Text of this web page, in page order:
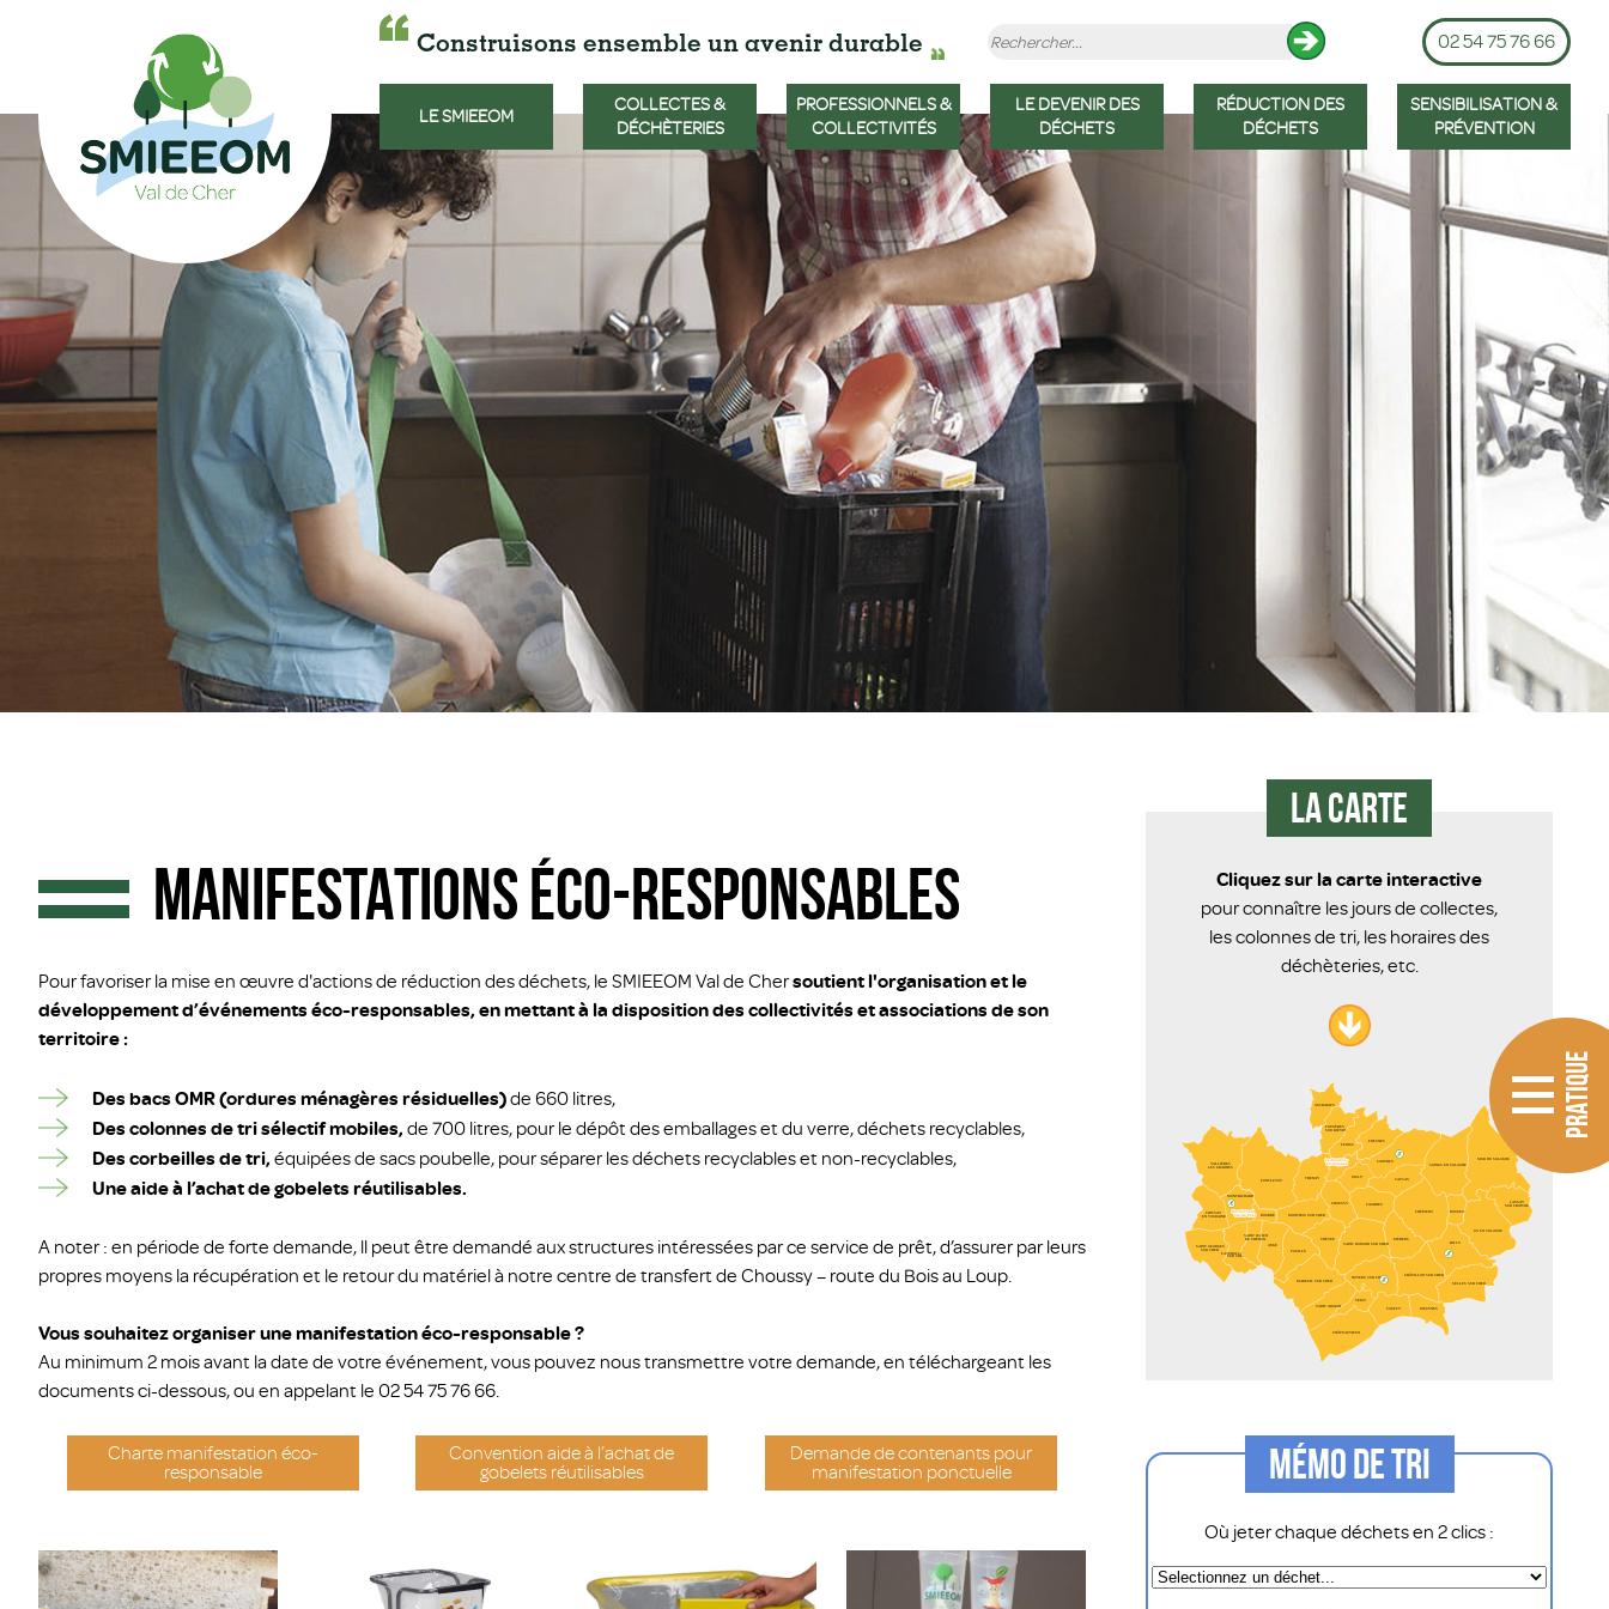
Construisons ensemble un avenir durable 02 54 75 76 66
LE SMIEEOM
COLLECTES &
DÉCHÈTERIES
PROFESSIONNELS &
COLLECTIVITÉS
LE DEVENIR DES
DÉCHETS
RÉDUCTION DES
DÉCHETS
SENSIBILISATION &
PRÉVENTION
MANIFESTATIONS ÉCO-RESPONSABLES
PRATIQUE
Pour favoriser la mise en œuvre d'actions de réduction des déchets, le SMIEEOM Val de Chersoutient l'organisation et le
développement d’événements éco-responsables, en mettant à la disposition des collectivités et associations de son
territoire :
Des bacs OMR (ordures ménagères résiduelles)de 660 litres,
Des colonnes de tri sélectif mobiles, de 700 litres, pour le dépôt des emballages et du verre, déchets recyclables,
Des corbeilles de tri, équipées de sacs poubelle, pour séparer les déchets recyclables et non-recyclables,
Une aide à l’achat de gobelets réutilisables.
A noter : en période de forte demande, ll peut être demandé aux structures intéressées par ce service de prêt, d’assurer par leurs
propres moyens la récupération et le retour du matériel à notre centre de transfert de Choussy – route du Bois au Loup.
Vous souhaitez organiser une manifestation éco-responsable ?
Au minimum 2 mois avant la date de votre événement, vous pouvez nous transmettre votre demande, en téléchargeant les
documents ci-dessous, ou en appelant le 02 54 75 76 66.
Charte manifestation éco-
responsable
Convention aide à l’achat de
gobelets réutilisables
Demande de contenants pour
manifestation ponctuelle
La carte
Cliquez sur la carte interactive
pour connaître les jours de collectes,
les colonnes de tri, les horaires des
déchèteries, etc.
MÉMO DE TRI
Où jeter chaque déchets en 2 clics :